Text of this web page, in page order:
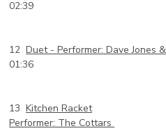
02:39
12Duet -Performer: Dave Jones
01:36
13Kitchen Racket
Performer: The Cottars